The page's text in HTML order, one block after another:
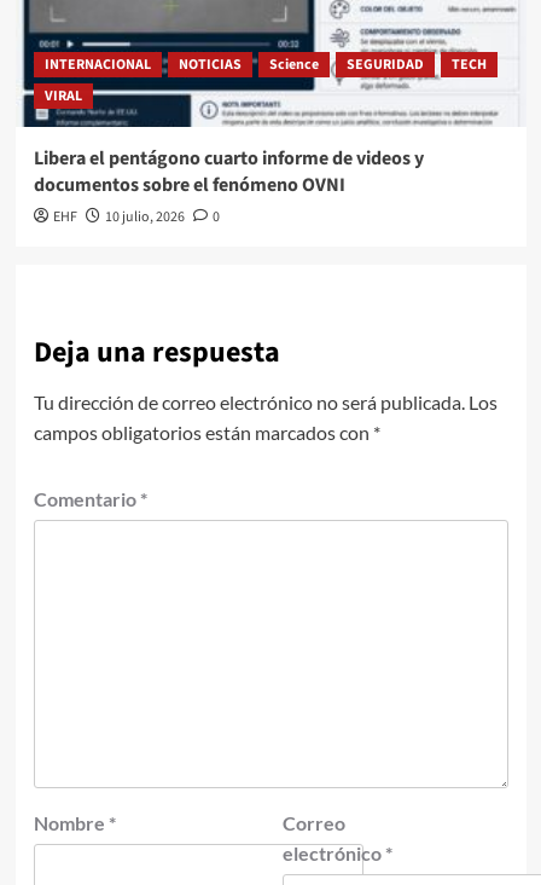
INTERNACIONAL NOTICIAS Science SEGURIDAD
TECH
VIRAL
Libera el pentágono cuarto informe de videos y
documentos sobre el fenómeno OVNI
EHF 10 julio, 2026 0
Deja una respuesta
Tu dirección de correo electrónico no será publicada. Los
campos obligatorios están marcados con *
Comentario *
Nombre *
Correo
electrónico *